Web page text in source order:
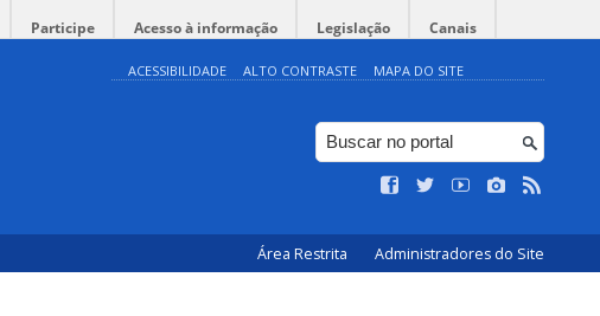
Participe Acesso à informação Legislação Canais
ACESSIBILIDADE ALTO CONTRASTE MAPA DO SITE
Área Restrita Administradores do Site